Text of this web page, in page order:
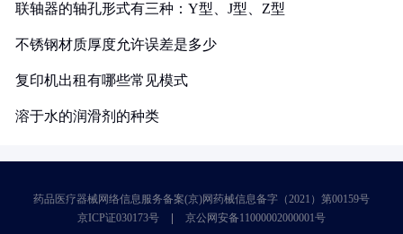
联轴器的轴孔形式有三种：Y型、J型、Z型
不锈钢材质厚度允许误差是多少
复印机出租有哪些常见模式
溶于水的润滑剂的种类
药品医疗器械网络信息服务备案(京)网药械信息备字（2021）第00159号
京ICP证030173号
京公网安备11000002000001号